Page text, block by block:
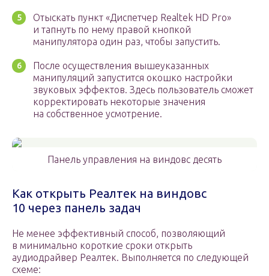
Отыскать пункт «Диспетчер Realtek HD Pro»
и тапнуть по нему правой кнопкой
манипулятора один раз, чтобы запустить.
После осуществления вышеуказанных
манипуляций запустится окошко настройки
звуковых эффектов. Здесь пользователь сможет
корректировать некоторые значения
на собственное усмотрение.
Панель управления на виндовс десять
Как открыть Реалтек на виндовс
10 через панель задач
Не менее эффективный способ, позволяющий
в минимально короткие сроки открыть
аудиодрайвер Реалтек. Выполняется по следующей
схеме: